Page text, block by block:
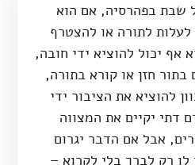
שבת בפהרסיה, אם הוא
לעלות לתורה או להצטרף
אף יכול להוציא ידי חובה,
חזן או קורא בתורה,
להוציא את הציבור ידי
דתי יקיים את המצווה
אבל אם הדבר יגרום
לו רק לברך בלי לקרוא –